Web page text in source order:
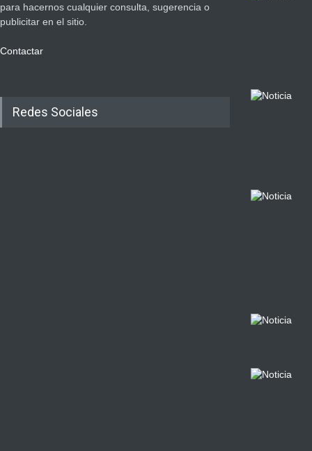
para hacernos cualquier consulta, sugerencia o
publicitar en el sitio.
Contactar
Redes Sociales